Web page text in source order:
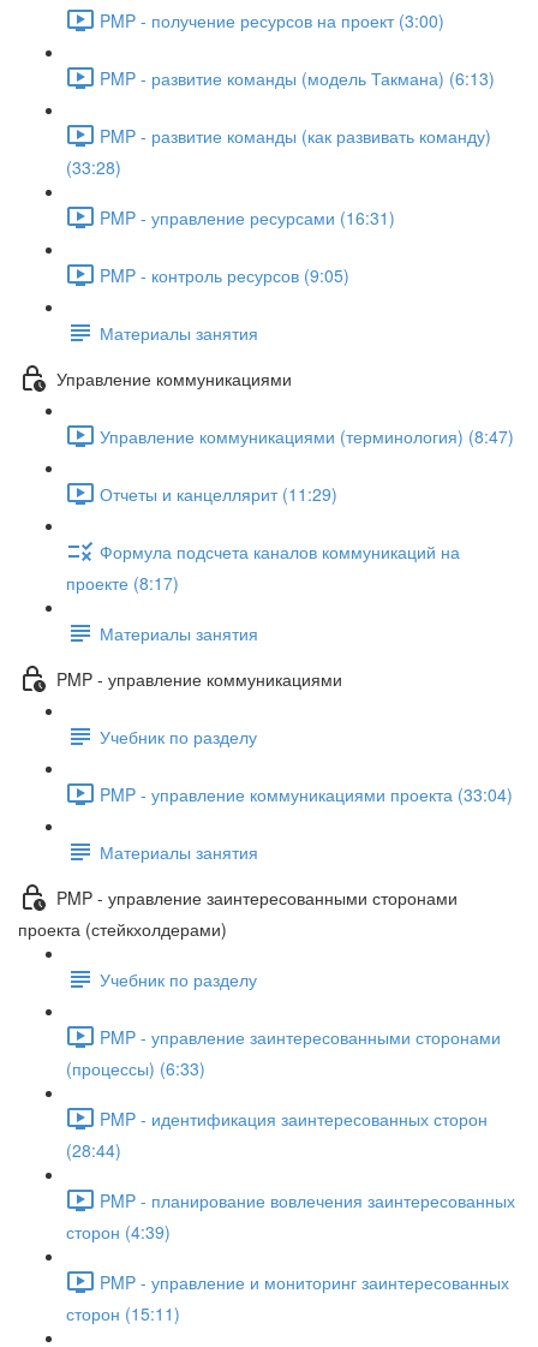
PMP - получение ресурсов на проект (3:00)
PMP - развитие команды (модель Такмана) (6:13)
PMP - развитие команды (как развивать команду)
(33:28)
PMP - управление ресурсами (16:31)
PMP - контроль ресурсов (9:05)
Материалы занятия
Управление коммуникациями
Управление коммуникациями (терминология) (8:47)
Отчеты и канцеллярит (11:29)
Формула подсчета каналов коммуникаций на
проекте (8:17)
Материалы занятия
PMP - управление коммуникациями
Учебник по разделу
PMP - управление коммуникациями проекта (33:04)
Материалы занятия
PMP - управление заинтересованными сторонами
проекта (стейкхолдерами)
Учебник по разделу
PMP - управление заинтересованными сторонами
(процессы) (6:33)
PMP - идентификация заинтересованных сторон
(28:44)
PMP - планирование вовлечения заинтересованных
сторон (4:39)
PMP - управление и мониторинг заинтересованных
сторон (15:11)